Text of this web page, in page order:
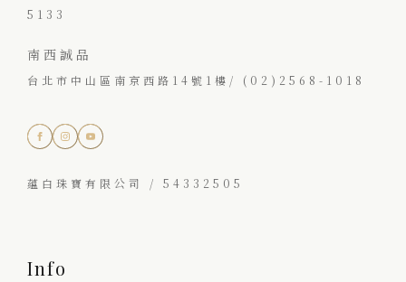
5133
南西誠品
台北市中山區南京西路14號1樓/ (02)2568-1018
蘊白珠寶有限公司 / 54332505
Info